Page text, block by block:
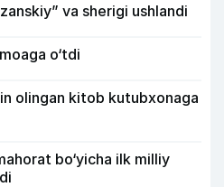
va sherigi ushlandi
o‘tdi
olingan kitob kutubxonaga
bo‘yicha ilk milliy